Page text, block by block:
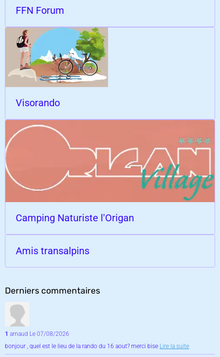
FFN Forum
Visorando
Camping Naturiste l'Origan
Amis transalpins
Derniers commentaires
1 arnaud Le 07/08/2026
bonjour , quel est le lieu de la rando du 16 aout? merci bise Lire la suite